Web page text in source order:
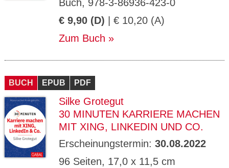
Buch, 978-3-86936-423-0
€ 9,90 (D) | € 10,20 (A)
Zum Buch
BUCH EPUB PDF
Silke Grotegut
30 MINUTEN KARRIERE MACHEN
MIT XING, LINKEDIN UND CO.
Erscheinungstermin: 30.08.2022
96 Seiten, 17,0 x 11,5 cm